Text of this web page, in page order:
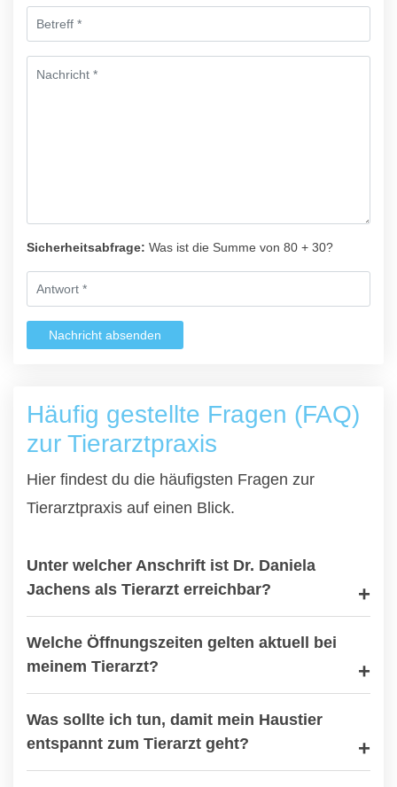
Sicherheitsabfrage: Was ist die Summe von 80 + 30?
Nachricht absenden
Häufig gestellte Fragen (FAQ)
zur Tierarztpraxis
Hier findest du die häufigsten Fragen zur
Tierarztpraxis auf einen Blick.
Unter welcher Anschrift ist Dr. Daniela
Jachens als Tierarzt erreichbar?
Welche Öffnungszeiten gelten aktuell bei
meinem Tierarzt?
Was sollte ich tun, damit mein Haustier
entspannt zum Tierarzt geht?